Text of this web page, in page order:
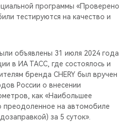
программы «Проверено
тестируются на качество и
объявлены 31 июля 2024 года
в ИА ТАСС, где состоялось и
бренда CHERY был вручен
России о внесении
как «Наибольшее
преодоленное на автомобиле
за 5 суток».